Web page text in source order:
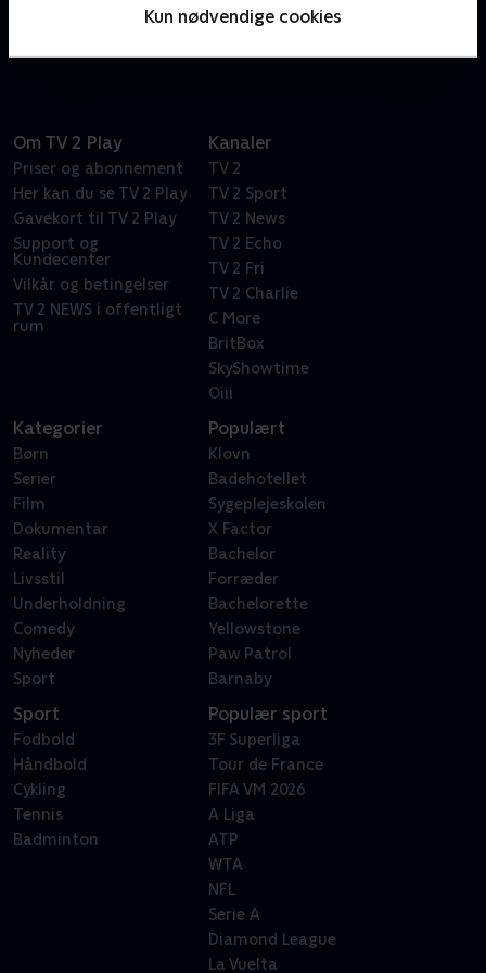
Kun nødvendige cookies
lyserøde søstjerne Patrick, kommer han ud på de
Om TV 2 Play
Priser og abonnement
Her kan du se TV 2 Play
Gavekort til TV 2 Play
Support og
Kundecenter
Vilkår og betingelser
TV 2 NEWS i offentligt
rum
Kanaler
TV 2
TV 2 Sport
TV 2 News
TV 2 Echo
TV 2 Fri
TV 2 Charlie
C More
BritBox
SkyShowtime
Oiii
Kategorier
Børn
Serier
Film
Dokumentar
Reality
Livsstil
Underholdning
Comedy
Nyheder
Sport
Populært
Klovn
Badehotellet
Sygeplejeskolen
X Factor
Bachelor
Forræder
Bachelorette
Yellowstone
Paw Patrol
Barnaby
Sport
Fodbold
Håndbold
Cykling
Tennis
Badminton
Populær sport
3F Superliga
Tour de France
FIFA VM 2026
A Liga
ATP
WTA
NFL
Serie A
Diamond League
La Vuelta